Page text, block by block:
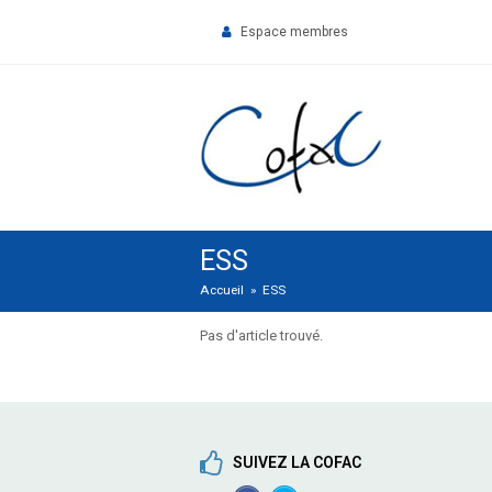
Espace membres
ESS
Accueil » ESS
Pas d'article trouvé.
SUIVEZ LA COFAC